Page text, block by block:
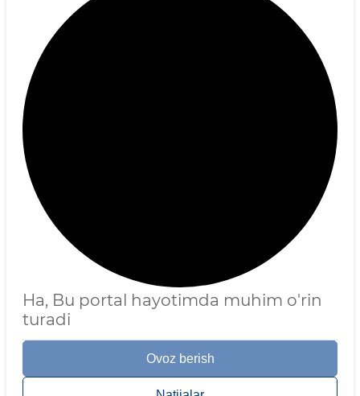
Ha, Bu portal hayotimda muhim o'rin
turadi
Ovoz berish